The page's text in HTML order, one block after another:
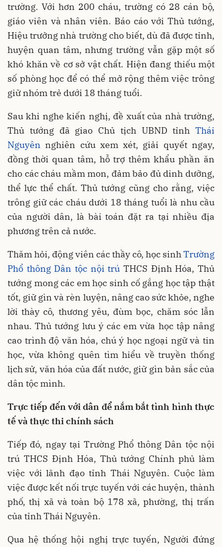
trường. Với hơn 200 cháu, trường có 28 cán bộ,
giáo viên và nhân viên. Báo cáo với Thủ tướng,
Hiệu trưởng nhà trường cho biết, dù đã được tỉnh,
huyện quan tâm, nhưng trường vẫn gặp một số
khó khăn về cơ sở vật chất. Hiện đang thiếu một
số phòng học để có thể mở rộng thêm việc trông
giữ nhóm trẻ dưới 18 tháng tuổi.
Sau khi nghe kiến nghị, đề xuất của nhà trường,
Thủ tướng đã giao Chủ tịch UBND tỉnh Thái
Nguyên nghiên cứu xem xét, giải quyết ngay,
đồng thời quan tâm, hỗ trợ thêm khẩu phần ăn
cho các cháu mầm mon, đảm bảo đủ dinh dưỡng,
thể lực thể chất. Thủ tướng cũng cho rằng, việc
trông giữ các cháu dưới 18 tháng tuổi là nhu cầu
của người dân, là bài toán đặt ra tại nhiều địa
phương trên cả nước.
Thăm hỏi, động viên các thầy cô, học sinhTrường
Phổ thông Dân tộc nội trú THCS Định Hóa, Thủ
tướng mong các em học sinh cố gắng học tập thật
tốt, giữ gìn và rèn luyện, nâng cao sức khỏe, nghe
lời thày cô, thương yêu, đùm bọc, chăm sóc lẫn
nhau. Thủ tướng lưu ý các em vừa học tập nâng
cao trình độ văn hóa, chú ý học ngoại ngữ và tin
học, vừa không quên tìm hiểu về truyền thống
lịch sử, văn hóa của đất nước, giữ gìn bản sắc của
dân tộc mình.
Trực tiếp đến với dân để nắm bắt tình hình thực
tế và thực thi chính sách
Tiếp đó, ngay tại Trường Phổ thông Dân tộc nội
trú THCS Định Hóa, Thủ tướng Chính phủ làm
việc với lãnh đạo tỉnh Thái Nguyên. Cuộc làm
việc được kết nối trực tuyến với các huyện, thành
phố, thị xã và toàn bộ 178 xã, phường, thị trấn
của tỉnh Thái Nguyên.
Qua hệ thống hội nghị trực tuyến, Người đứng